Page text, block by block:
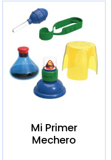
Mi Primer
Mechero